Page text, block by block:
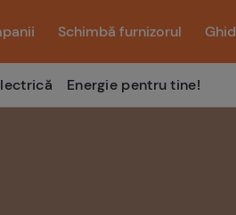
Schimbă furnizorul Ghid
Energie pentru tine!